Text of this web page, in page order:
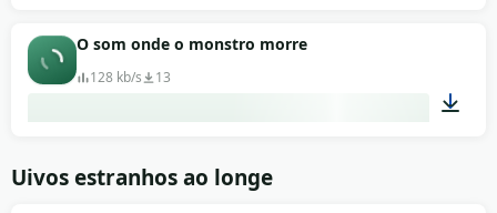
O som onde o monstro morre
128 kb/s 13
Uivos estranhos ao longe